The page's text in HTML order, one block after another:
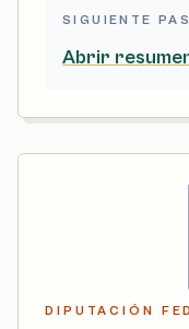
SIGUIENTE
Abrir
DIPUTACIÓN